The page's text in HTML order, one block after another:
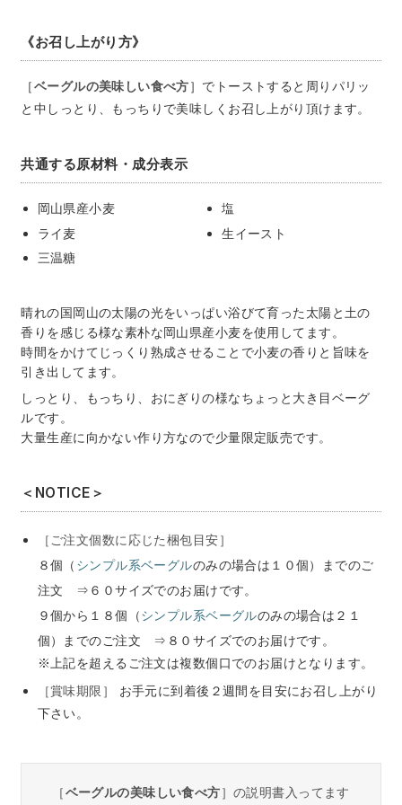
《お召し上がり方》
［ベーグルの美味しい食べ方］でトーストすると周りパリッ
と中しっとり、もっちりで美味しくお召し上がり頂けます。
共通する原材料・成分表示
岡山県産小麦
ライ麦
三温糖
塩
生イースト
晴れの国岡山の太陽の光をいっぱい浴びて育った太陽と土の
香りを感じる様な素朴な岡山県産小麦を使用してます。
時間をかけてじっくり熟成させることで小麦の香りと旨味を
引き出してます。
しっとり、もっちり、おにぎりの様なちょっと大き目ベーグ
ルです。
大量生産に向かない作り方なので少量限定販売です。
＜NOTICE＞
［ご注文個数に応じた梱包目安］
８個（ シンプル系ベーグルのみの場合は１０個）までのご
注文
⇒６０サイズでのお届けです。
９個から１８個（シンプル系ベーグルのみの場合は２１
個）までのご注文 ⇒８０サイズでのお届けです。
※上記を超えるご注文は複数個口でのお届けとなります。
［賞味期限］
お手元に到着後２週間を目安にお召し上がり
下さい。
［ベーグルの美味しい食べ方］の説明書入ってます